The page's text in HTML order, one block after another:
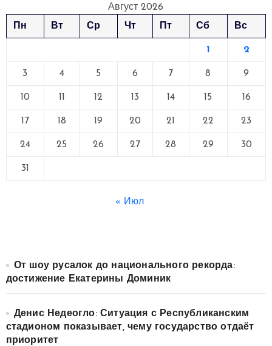
Август 2026
Пн
Вт Ср Чт Пт Сб Вс
1 2
3 4 5 6 7 8 9
10 11 12 13 14 15 16
17 18 19 20 21 22 23
24 25 26 27 28 29 30
31
« Июл
От шоу русалок до национального рекорда:
достижение Екатерины Доминик
Денис Недеогло: Ситуация с Республиканским
стадионом показывает, чему государство отдаёт
приоритет